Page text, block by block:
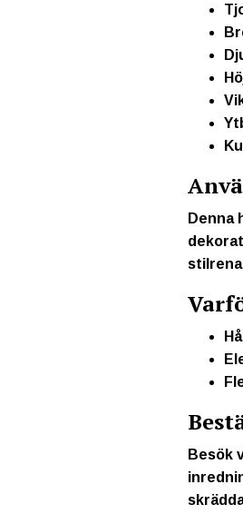
Denna
Besök